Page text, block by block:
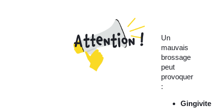
Attention !
Un
mauvais
brossage
peut
provoquer
:
Gingivite